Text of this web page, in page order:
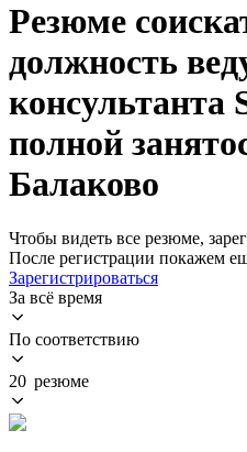
Резюме
должность
консультанта
полной
Балаково
Чтобы видеть все резюме,
После регистрации покажем
Зарегистрироваться
За всё время
По соответствию
20 резюме